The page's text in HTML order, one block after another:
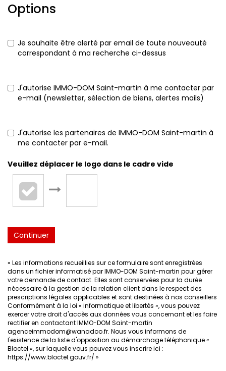
Options
Je souhaite être alerté par email de toute nouveauté
correspondant à ma recherche ci-dessus
J'autorise IMMO-DOM Saint-martin à me contacter par
e-mail (newsletter, sélection de biens, alertes mails)
J'autorise les partenaires de IMMO-DOM Saint-martin à
me contacter par e-mail.
Veuillez déplacer le logo dans le cadre vide
Continuer
« Les informations recueillies sur ce formulaire sont enregistrées
dans un fichier informatisé par IMMO-DOM Saint-martin pour gérer
votre demande de contact. Elles sont conservées pour la durée
nécessaire à la gestion de la relation client dans le respect des
prescriptions légales applicables et sont destinées à nos conseillers
Conformément à la loi « informatique et libertés », vous pouvez
exercer votre droit d'accès aux données vous concernant et les faire
rectifier en contactant IMMO-DOM Saint-martin
agenceimmodom@wanadoo.fr. Nous vous informons de
l'existence de la liste d'opposition au démarchage téléphonique «
Bloctel », sur laquelle vous pouvez vous inscrire ici :
https://www.bloctel.gouv.fr/ »